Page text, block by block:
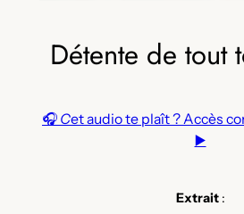
Détente de tout
🎧 Cet audio te plaît ? Accès
▶️
Extrait: